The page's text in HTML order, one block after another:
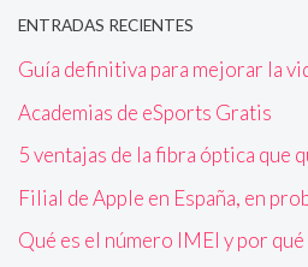
ENTRADAS RECIENTES
Guía definitiva para mejorar la
Academias de eSports Gratis
5 ventajas de la fibra óptica que
Filial de Apple en España, en
Qué es el número IMEI y por